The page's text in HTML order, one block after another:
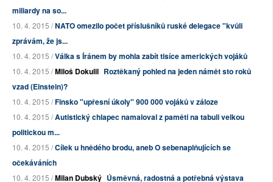
miliardy na so...
10. 4. 2015 /NATO omezilo počet příslušníků ruské delegace "kvůli
zprávám, že js...
10. 4. 2015 /Válka s Íránem by mohla zabít tisíce amerických vojáků
10. 4. 2015 /Miloš Dokulil Roztěkaný pohled na jeden námět sto roků
vzad (Einstein)?
10. 4. 2015 /Finsko "upřesní úkoly" 900 000 vojáků v záloze
10. 4. 2015 /Autistický chlapec namaloval z paměti na tabuli velkou
politickou m...
10. 4. 2015 /Cílek u hnědého brodu, aneb O sebenaplňujících se
očekáváních
10. 4. 2015 /Milan Dubský Úsměvná, radostná a potřebná výstava